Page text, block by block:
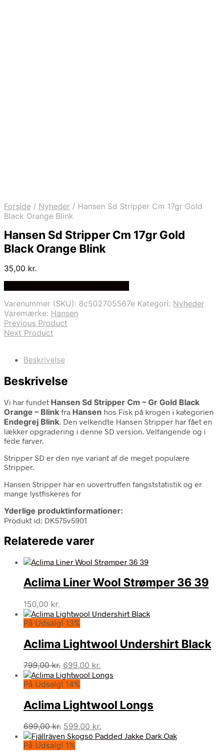
Forside / Nyheder / Hansen Sd Stripper Cm 17gr Gold
Black Orange Blink
Hansen Sd Stripper Cm 17gr Gold
Black Orange Blink
35,00 kr.
Varenummer (SKU): 8c502705567e Kategori: Nyheder
Varemærke: Hansen
Previous Product
Next Product
Beskrivelse
Beskrivelse
Vi har fundet Hansen Sd Stripper Cm – Gr Gold Black
Orange – Blink fra Hansen hos Fisk på krogen i kategorien
Endegrej Blink. Den velkendte Hansen Stripper har fået en
lækker opgradering i denne SD version. Velfangende og i
fede farver.
Stripper SD er den nye variant af de meget populære
Stripper.
Hansen Stripper har en uovertruffen fangststatistik og er
mange lystfiskeres for
Yderlige produktinformationer:
Produkt id: DK575v5901
Relaterede varer
Aclima Liner Wool Strømper 36 39
150,00 kr.
På Udsalg! 13%
Aclima Lightwool Undershirt Black
799,00kr. Den
oprindelige
pris
799,00 kr..
699,00 kr.
aktuelle
699,00 kr..
På Udsalg! 14%
Aclima Lightwool Longs
699,00kr. Den
oprindelige
pris
599,00 kr.
aktuelle
På Udsalg! 1%